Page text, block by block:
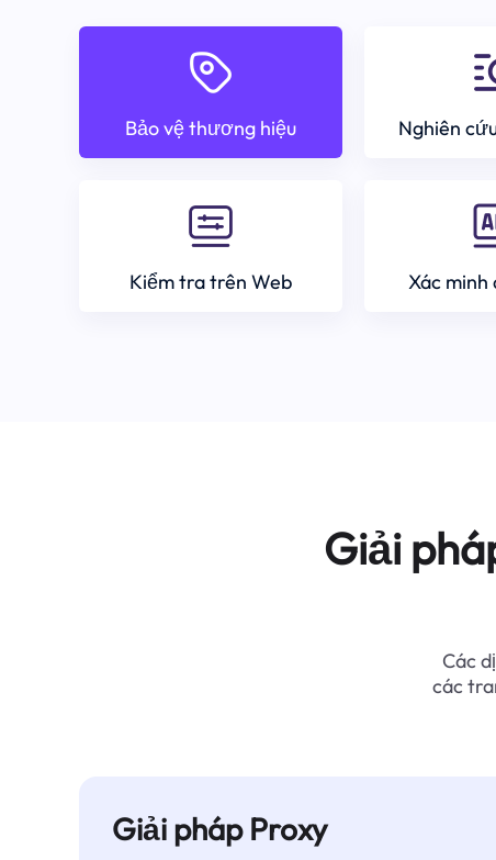
Bảo vệ thương hiệu Nghiên
Kiểm tra trên Web Xác minh
Giải
Các
các
Giải pháp Proxy